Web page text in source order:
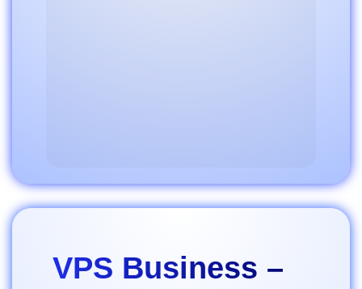
VPS Business –